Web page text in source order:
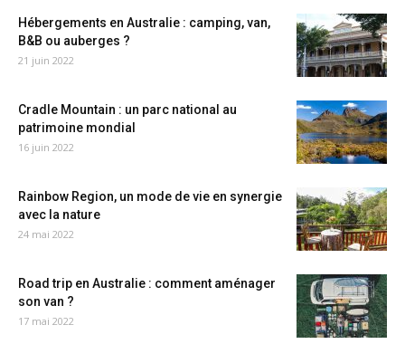
Hébergements en Australie : camping, van,
B&B ou auberges ?
21 juin 2022
Cradle Mountain : un parc national au
patrimoine mondial
16 juin 2022
Rainbow Region, un mode de vie en synergie
avec la nature
24 mai 2022
Road trip en Australie : comment aménager
son van ?
17 mai 2022